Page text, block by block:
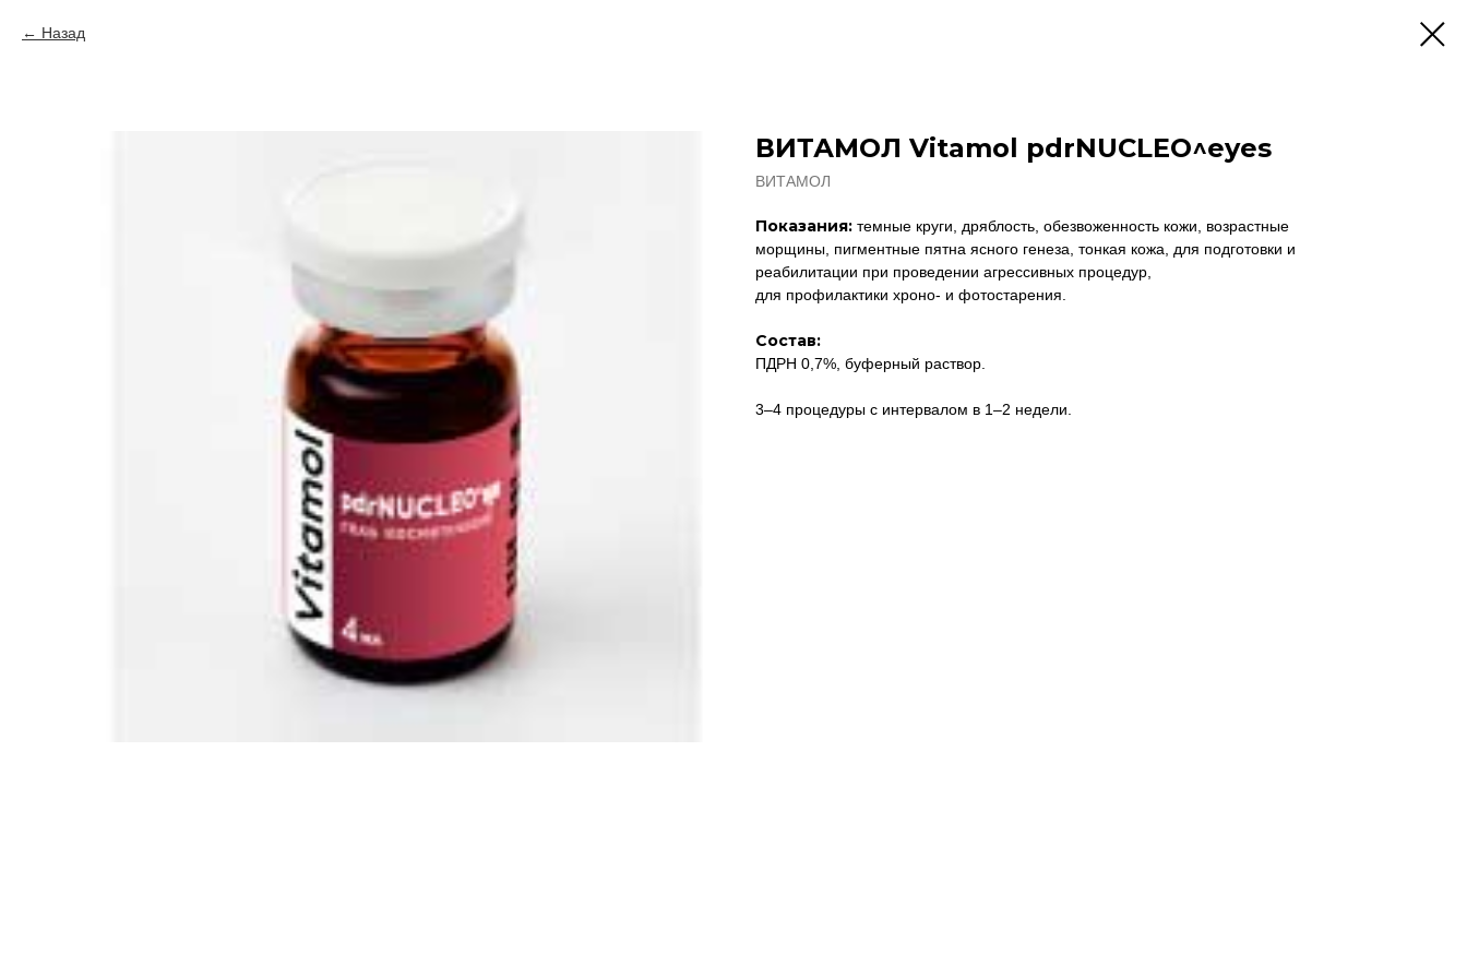
Назад
ВИТАМОЛ Vitamol pdrNUCLEO^eyes
ВИТАМОЛ
Показания: темные круги, дряблость, обезвоженность кожи, возрастные
морщины, пигментные пятна ясного генеза, тонкая кожа, для подготовки и
реабилитации при проведении агрессивных процедур,
для профилактики хроно- и фотостарения.
Состав:
ПДРН 0,7%, буферный раствор.
3–4 процедуры с интервалом в 1–2 недели.